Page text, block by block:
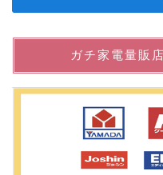
ガチ家電量販